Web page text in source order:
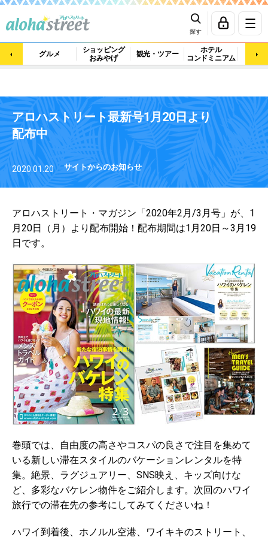
探す
グルメ
ショッピング
おみやげ
観光・ツアー
ホテル
コンドミニアム
マッ
アロハストリート最新号1月20日より
配布中
2020.01.20 サイトからのお知らせ
アロハストリート・マガジン「2020年2月/3月号」が、1
月20日（月）より配布開始！配布期間は1月20日～3月19
日です。
巻頭では、自由度の高さやコスパの良さで注目を集めて
いる新しい滞在スタイルのバケーションレンタルを特
集。絶景、ラグジュアリー、SNS映え、キッズ向けな
ど、多彩なバケレン物件をご紹介します。次回のハワイ
旅行での滞在先の参考にしてみてくださいね！
ハワイ到着後、ホノルル空港、ワイキキのストリート、